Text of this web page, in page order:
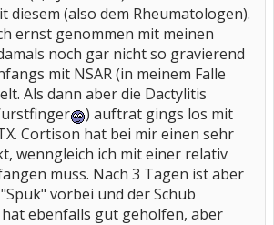
diesem (also dem Rheumatologen).
ernst genommen mit meinen
noch gar nicht so gravierend
mit NSAR (in meinem Falle
Als dann aber die Dactylitis
) auftrat gings los mit
Cortison hat bei mir einen sehr
wenngleich ich mit einer relativ
muss. Nach 3 Tagen ist aber
vorbei und der Schub
ebenfalls gut geholfen, aber